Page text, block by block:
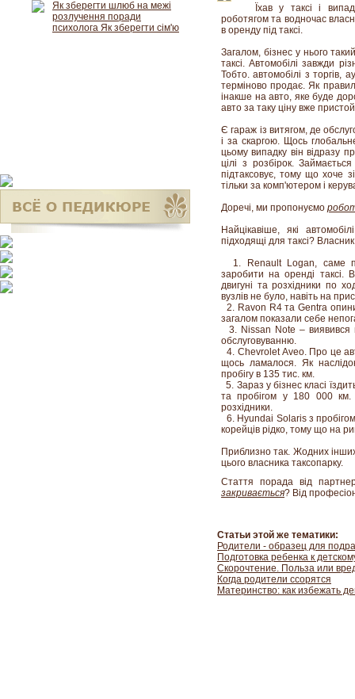
Їхав у таксі і
роботягом та водночас
в оренду під таксі.
Загалом, бізнес у нього
таксі. Автомобілі завжди
Тобто. автомобілі з торгів,
терміново продає. Як
інакше на авто, яке буде
авто за таку ціну вже
Є гараж із витягом, де
і за скаргою. Щось
цьому випадку він відразу
цілі з розбірок.
підтаксовує, тому що хоче
тільки за комп'ютером і
Доречі, ми пропонуємо
Найцікавіше, які
підходящі для таксі?
1. Renault Logan, саме
заробити на оренді таксі.
двигуні та розхідники по
вузлів не було, навіть на
2. Ravon R4 та Gentra
загалом показали себе
3. Nissan Note – виявився
обслуговуванню.
4. Chevrolet Aveo. Про це
щось ламалося. Як
пробігу в 135 тис. км.
5. Зараз у бізнес класі
та пробігом у 180 000
розхідники.
6. Hyundai Solaris з
корейців рідко, тому що на
Приблизно так. Жодних інших
цього власника таксопарку.
Стаття порада від
закривається? Від
Статьи этой же тематики:
Родители - образец для
Подготовка ребенка к
Скорочтение. Польза или
Когда родители ссорятся
Материнство: как избежать
Як зберегти шлюб на межі
розлучення поради
психолога Як зберегти сім'ю